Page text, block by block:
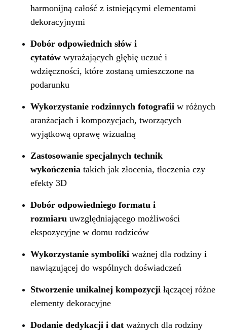
harmonijną całość z istniejącymi elementami
dekoracyjnymi
Dobór odpowiednich słów i
cytatów wyrażających głębię uczuć i
wdzięczności, które zostaną umieszczone na
podarunku
Wykorzystanie rodzinnych fotografii w różnych
aranżacjach i kompozycjach, tworzących
wyjątkową oprawę wizualną
Zastosowanie specjalnych technik
wykończenia takich jak złocenia, tłoczenia czy
efekty 3D
Dobór odpowiedniego formatu i
rozmiaru uwzględniającego możliwości
ekspozycyjne w domu rodziców
Wykorzystanie symboliki ważnej dla rodziny i
nawiązującej do wspólnych doświadczeń
Stworzenie unikalnej kompozycji łączącej różne
elementy dekoracyjne
Dodanie dedykacji i dat ważnych dla rodziny